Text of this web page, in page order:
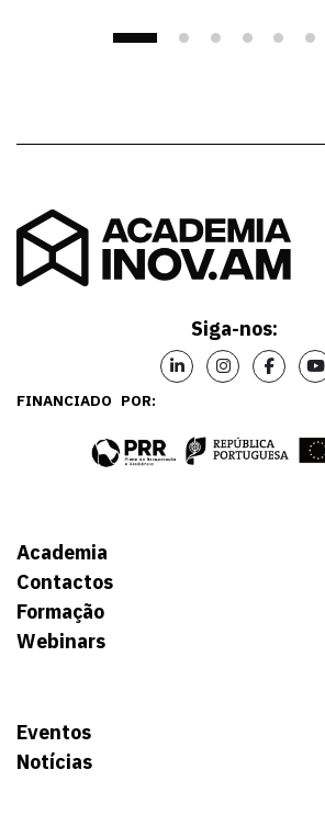
Siga-nos:
FINANCIADO POR:
Academia
Contactos
Formação
Webinars
Eventos
Notícias